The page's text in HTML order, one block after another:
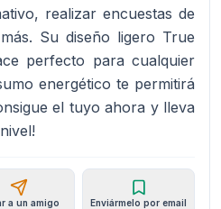
realizar encuestas de
Su diseño ligero True
perfecto para cualquier
energético te permitirá
el tuyo ahora y lleva
a un amigo Enviármelo por email